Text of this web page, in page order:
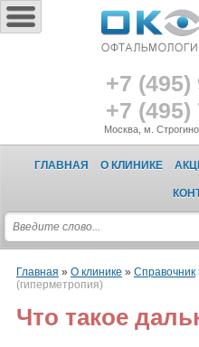
+7 (495)
+7 (495)
Москва, м.
ГЛАВНАЯ О КЛИНИКЕ
Главная » О клинике » Справочник
(гиперметропия)
Что такое